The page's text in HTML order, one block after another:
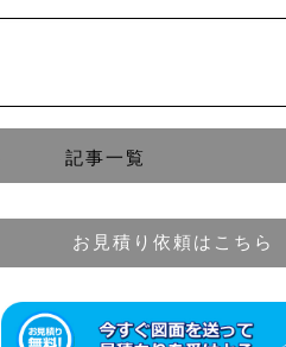
記事一覧
お見積り依頼はこちら